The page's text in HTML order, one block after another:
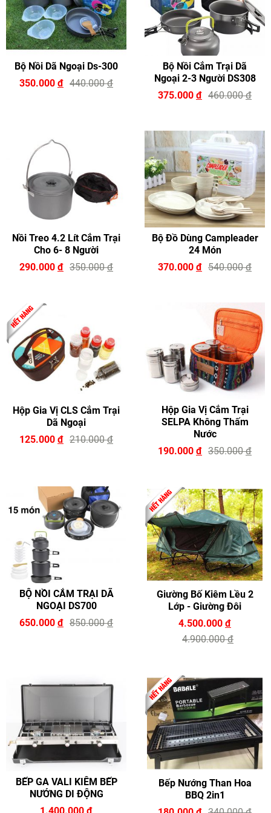
Bộ Nồi Dã Ngoại Ds-300
350.000 đ 440.000đ
Bộ Nồi Cắm Trại Dã
Ngoại 2-3 Người DS308
375.000 đ 460.000đ
Nồi Treo 4.2 Lít Cắm Trại
Cho 6- 8 Người
290.000 đ 350.000đ
Bộ Đồ Dùng Campleader
24 Món
370.000 đ 540.000đ
Hộp Gia Vị CLS Cắm Trại
Dã Ngoại
125.000 đ 210.000đ
Hộp Gia Vị Cắm Trại
SELPA Không Thấm
Nước
190.000 đ 350.000đ
BỘ NỒI CẮM TRẠI DÃ
NGOẠI DS700
650.000 đ 850.000đ
Giường Bố Kiêm Lều 2
Lớp - Giường Đôi
4.500.000 đ
4.900.000đ
BẾP GA VALI KIÊM BẾP
NƯỚNG DI ĐỘNG
Bếp Nướng Than Hoa
BBQ 2in1